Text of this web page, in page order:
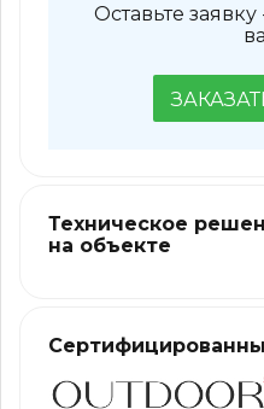
Оставьте
Техническое
на объекте